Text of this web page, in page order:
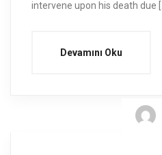
intervene upon his death due
Devamını Oku